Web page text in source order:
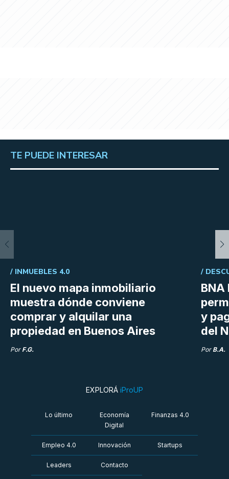
TE PUEDE INTERESAR
El nuevo mapa inmobiliario
muestra dónde conviene
comprar y alquilar una
propiedad en Buenos Aires
/ INMUEBLES 4.0
Por F.G.
BNA
y
del
/
Por B.A.
EXPLORÁ iProUP
Lo último
Economía
Digital
Finanzas 4.0
Empleo 4.0 Innovación Startups
Leaders Contacto